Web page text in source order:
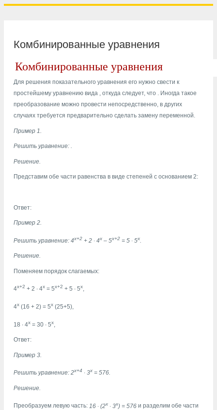
Комбинированные уравнения
Комбинированные уравнения
Для решения показательного уравнения его нужно свести к
простейшему уравнению вида , откуда следует, что . Иногда такое
преобразование можно провести непосредственно, в других
случаях требуется предварительно сделать замену переменной.
Пример 1.
Решить уравнение: .
Решение.
Представим обе части равенства в виде степеней с основанием 2:
Ответ:
Пример 2.
Решить уравнение: 4x+2 + 2 ∙ 4x – 5x+2 = 5 ∙ 5x
Решение.
Поменяем порядок слагаемых:
4x+2 + 2 ∙ 4x = 5x+2 + 5 ∙ 5x,
4x (16 + 2) = 5x (25+5),
18 ∙ 4x = 30 ∙ 5x
Ответ:
Пример 3.
Решить уравнение: 2х+4 ∙ 3х = 576.
Решение.
Преобразуем левую часть: 16 ∙ (2х ∙ 3х) = 576 и разделим обе части